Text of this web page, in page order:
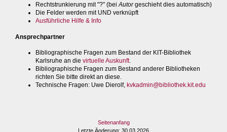
Rechtstrunkierung mit "?" (bei Autorgeschieht dies automatisch)
Die Felder werden mit UND verknüpft
Ausführliche Hilfe & Info
Ansprechpartner
Bibliographische Fragen zum Bestand der KIT-Bibliothek
Karlsruhe an die virtuelle Auskunft.
Bibliographische Fragen zum Bestand anderer Bibliotheken
richten Sie bitte direkt an diese.
Technische Fragen: Uwe Dierolf, kvkadmin@bibliothek.kit.edu
Seitenanfang
Letzte Änderung: 30.03.2026